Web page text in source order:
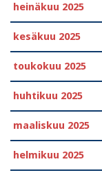
heinäkuu 2025
kesäkuu 2025
toukokuu 2025
huhtikuu 2025
maaliskuu 2025
helmikuu 2025